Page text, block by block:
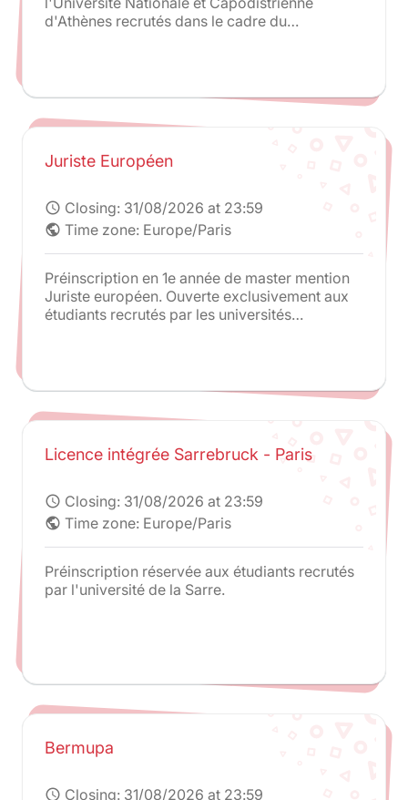
d'Athènes recrutés dans le cadre du
Juriste Européen
schedule Closing: 31/08/2026 at 23:59
public Time zone: Europe/Paris
Préinscription en 1e année de master mention
Juriste européen. Ouverte exclusivement aux
étudiants recrutés par les universités
van Amsterdam / Universidade Catolica
Madrid. Toute autre candidature n'est pas
Licence intégrée Sarrebruck - Paris
schedule Closing: 31/08/2026 at 23:59
public Time zone: Europe/Paris
Préinscription réservée aux étudiants recrutés
par l'université de la Sarre.
Bermupa
schedule Closing: 31/08/2026 at 23:59